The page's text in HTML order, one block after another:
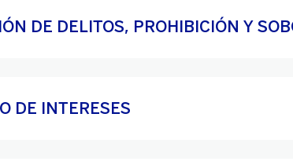
DE DELITOS, PROHIBICIÓN Y
DE INTERESES